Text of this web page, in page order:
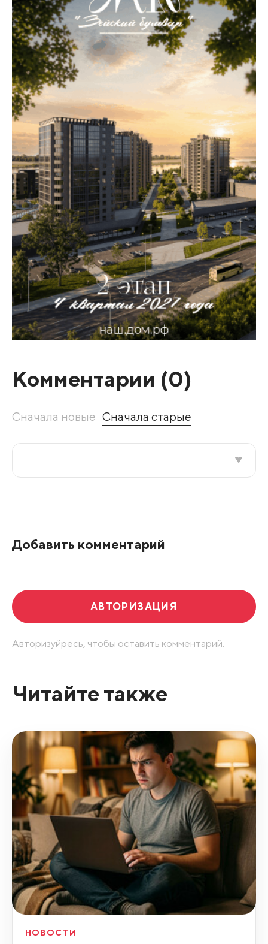
Комментарии (0)
Сначала новые Сначала старые
Добавить комментарий
АВТОРИЗАЦИЯ
Авторизуйресь, чтобы оставить комментарий.
Читайте также
НОВОСТИ